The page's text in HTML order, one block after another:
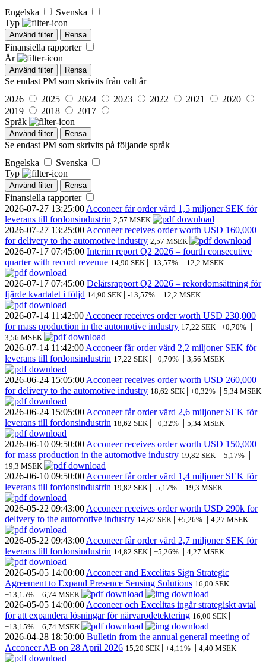
Engelska
Svenska
Typ
Använd filter Rensa
Finansiella rapporter
År
Använd filter Rensa
Se endast PM som skrivits från valt år
2026
2025 2024 2023 2022 2021
2020
2019
2018
2017
Språk
Använd filter Rensa
Se endast PM som skrivits på följande språk
Engelska
Svenska
Typ
Använd filter Rensa
Finansiella rapporter
2026-07-27 13:25:00 Acconeer får order värd 1,5 miljoner SEK för
leverans till fordonsindustrin 2,57 MSEK
2026-07-27 13:25:00 Acconeer receives order worth USD 160,000
for delivery to the automotive industry 2,57 MSEK
2026-07-17 07:45:00 Interim report Q2 2026 – fourth consecutive
quarter with record revenue 14,90 SEK | -13,57% | 12,2 MSEK
2026-07-17 07:45:00 Delårsrapport Q2 2026 – rekordomsättning för
fjärde kvartalet i följd 14,90 SEK | -13,57% | 12,2 MSEK
2026-07-14 11:42:00 Acconeer receives order worth USD 230,000
for mass production in the automotive industry 17,22 SEK | +0,70% |
3,56 MSEK
2026-07-14 11:42:00 Acconeer får order värd 2,2 miljoner SEK för
leverans till fordonsindustrin 17,22 SEK | +0,70% | 3,56 MSEK
2026-06-24 15:05:00 Acconeer receives order worth USD 260,000
for delivery to the automotive industry 18,62 SEK | +0,32% | 5,34 MSEK
2026-06-24 15:05:00 Acconeer får order värd 2,6 miljoner SEK för
leverans till fordonsindustrin 18,62 SEK | +0,32% | 5,34 MSEK
2026-06-10 09:50:00 Acconeer receives order worth USD 150,000
for mass production in the automotive industry 19,82 SEK | -5,17% |
19,3 MSEK
2026-06-10 09:50:00 Acconeer får order värd 1,4 miljoner SEK för
leverans till fordonsindustrin 19,82 SEK | -5,17% | 19,3 MSEK
2026-05-22 09:43:00 Acconeer receives order worth USD 290k for
delivery to the automotive industry 14,82 SEK | +5,26% | 4,27 MSEK
2026-05-22 09:43:00 Acconeer får order värd 2,7 miljoner SEK för
leverans till fordonsindustrin 14,82 SEK | +5,26% | 4,27 MSEK
2026-05-05 14:00:00 Acconeer and Excelitas Sign Strategic
Agreement to Expand Presence Sensing Solutions 16,00 SEK |
+13,15% | 6,74 MSEK
2026-05-05 14:00:00 Acconeer och Excelitas ingår strategiskt avtal
för att expandera lösningar för närvarodetektering 16,00 SEK |
+13,15% | 6,74 MSEK
2026-04-28 18:50:00 Bulletin from the annual general meeting of
Acconeer AB on 28 April 2026 15,20 SEK | +4,11% | 4,40 MSEK